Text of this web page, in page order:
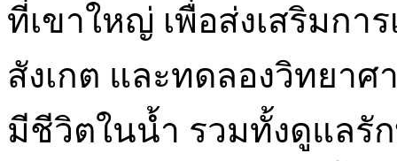
ที่เขาใหญ่ เพื่อส่งเสริมกา
สังเกต และทดลองวิทยา
มีชีวิตในน้ำ รวมทั้งดูแลรั